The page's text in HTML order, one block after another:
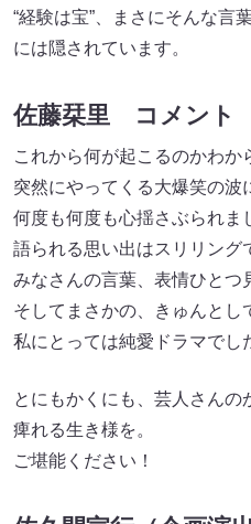
“経験は宝”、まさにそんな言
には隠されています。
佐藤栞里 コメント
これから何が起こるのかわか
突然にやってくる大爆笑の波
何度も何度も心揺さぶられま
語られる思い出はスリリング
みなさんの言葉、表情ひとつ
そしてまさかの、きゅんとし
私にとっては純愛ドラマでし
とにもかくにも、芸人さんの
痺れる生き様を。
ご堪能ください！